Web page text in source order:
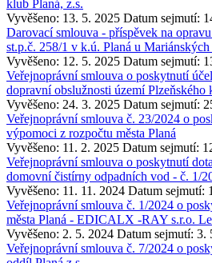
klub Planá, z.s.
Vyvěšeno: 13. 5. 2025 Datum sejmutí:
Darovací smlouva - příspěvek na
st.p.č. 258/1 v k.ú. Planá u
Vyvěšeno: 12. 5. 2025 Datum sejmutí:
Veřejnoprávní smlouva o poskytnutí
dopravní obslužnosti území Plzeňského
Vyvěšeno: 24. 3. 2025 Datum sejmutí:
Veřejnoprávní smlouva č. 23/2024 o
výpomoci z rozpočtu města Planá
Vyvěšeno: 11. 2. 2025 Datum sejmutí:
Veřejnoprávní smlouva o poskytnutí
domovní čistírny odpadních vod - č. 1/
Vyvěšeno: 11. 11. 2024 Datum sejmutí:
Veřejnoprávní smlouva č. 1/2024 o
města Planá - EDICALX -RAY s.r.o.
Vyvěšeno: 2. 5. 2024 Datum sejmutí: 3.
Veřejnoprávní smlouva č. 7/2024 o